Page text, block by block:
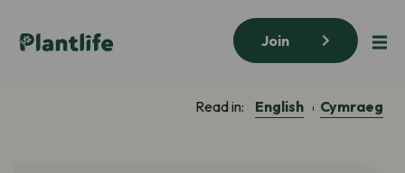
Join
Read in: English Cymraeg